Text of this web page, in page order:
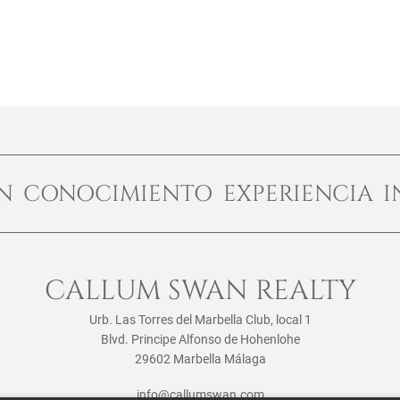
CONOCIMIENTO EXPERIENCIA
CALLUM SWAN REALTY
Urb. Las Torres del Marbella Club, local 1
Blvd. Principe Alfonso de Hohenlohe
29602 Marbella Málaga
info@callumswan.com